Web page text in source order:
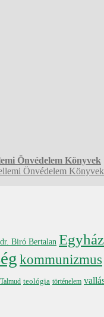
Önvédelem Könyvek
dr. Biró Bertalan Egyház
kommunizmus
Talmud teológia történelem